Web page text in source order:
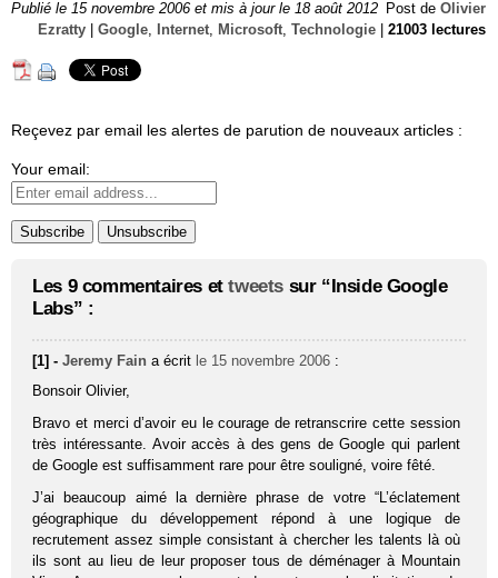
Publié le 15 novembre 2006 et mis à jour le 18 août 2012 Post de Olivier
Ezratty
Google, Internet, Microsoft, Technologie 21003 lectures
Reçevez par email les alertes de parution de nouveaux articles :
Your email:
Les 9 commentaires ettweets sur “Inside Google
Labs” :
[1] -Jeremy Fain a écrit le 15 novembre 2006 :
Bonsoir Olivier,
Bravo et merci d’avoir eu le courage de retranscrire cette session
très intéressante. Avoir accès à des gens de Google qui parlent
de Google est suffisamment rare pour être souligné, voire fêté.
J’ai beaucoup aimé la dernière phrase de votre “L’éclatement
géographique du développement répond à une logique de
recrutement assez simple consistant à chercher les talents là où
ils sont au lieu de leur proposer tous de déménager à Mountain